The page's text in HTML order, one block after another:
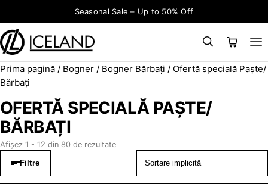
Seasonal Sale – Up to 50% Off
Search for:
CAUTĂ ×
Prima pagină / Bogner / Bogner Bărbați / Ofertă specială Paște/
Bărbați
OFERTĂ SPECIALĂ PAȘTE/
BĂRBAȚI
Afișez 1 - 12 din 80 de rezultate
Filtre